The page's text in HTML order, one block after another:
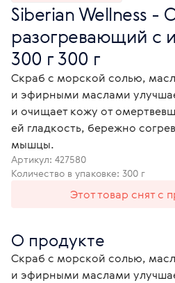
Siberian Wellness -
разогревающий с
300 г 300 г
Скраб с морской солью,
и эфирными маслами
и очищает кожу от
ей гладкость, бережно
мышцы.
Артикул: 427580
Количество в упаковке: 300 г
Этот товар снят с
О продукте
Скраб с морской солью,
и эфирными маслами